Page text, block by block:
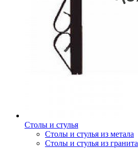
Столы и стулья
Столы и стулья из метала
Столы и стулья из гранита